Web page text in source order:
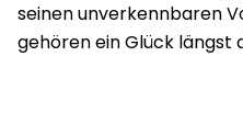
seinen unverkennbaren
gehören ein Glück längst